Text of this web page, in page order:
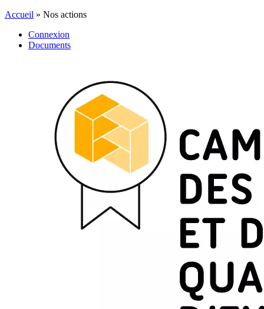
Accueil » Nos actions
Connexion
Documents